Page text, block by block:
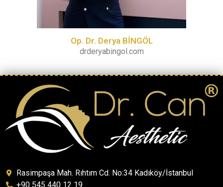
Op. Dr. Derya BİNGÖL
drderyabingol.com
Rasimpaşa Mah. Rıhtım Cd. No:34 Kadıköy/İstanbul
+90 545 440 12 19